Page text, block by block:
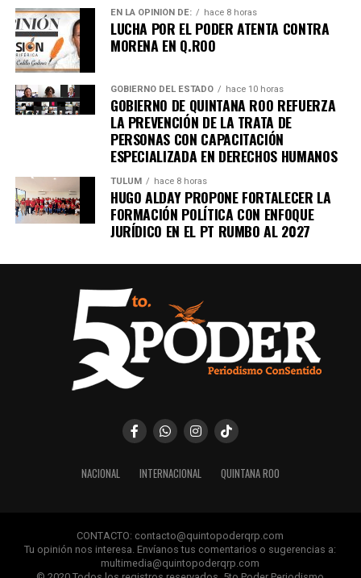
Unirme al canal de WhatsApp
EN LA OPINIÓN DE: hace 8 horas
LUCHA POR EL PODER ATENTA CONTRA
MORENA EN Q.ROO
GOBIERNO DEL ESTADO hace 10 horas
GOBIERNO DE QUINTANA ROO REFUERZA
LA PREVENCIÓN DE LA TRATA DE
PERSONAS CON CAPACITACIÓN
ESPECIALIZADA EN DERECHOS HUMANOS
TULUM hace 8 horas
HUGO ALDAY PROPONE FORTALECER LA
FORMACIÓN POLÍTICA CON ENFOQUE
JURÍDICO EN EL PT RUMBO AL 2027
NACIONAL INTERNACIONAL QUINTANA ROO
CONTACTO: contacto@quintopoderqrp.com
Tu opinión nos interesa. Envíanos tus comentarios o sugerencias a:
multimedia@quintopoderqrp.com